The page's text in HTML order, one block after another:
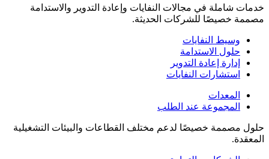
خدمات شاملة في مجالات النفايات وإعادة التدوير والاستدامة
مصممة خصيصًا للشركات الحديثة.
وسيط النفايات
حلول الاستدامة
إدارة إعادة التدوير
استشارات النفايات
المعدات
المجموعة عند الطلب
حلول مصممة خصيصًا لدعم مختلف القطاعات والبيئات التشغيلية
المعقدة.